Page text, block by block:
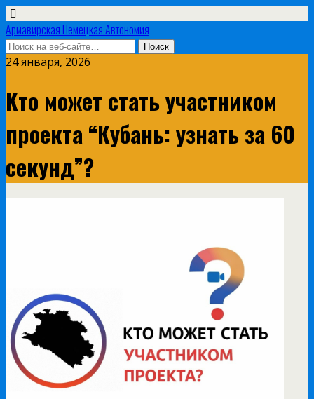
Армавирская Немецкая Автономия
24 января, 2026
Кто может стать участником
проекта “Кубань: узнать за 60
секунд”?